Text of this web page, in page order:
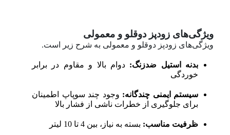
ویژگی‌های زودپز دوقلو و معمولی
ویژگی‌های زودپز دوقلو و معمولی به شرح زیر است.
بدنه استیل ضدزنگ: دوام بالا و مقاوم در برابر
خوردگی
سیستم ایمنی چندگانه: وجود چند سوپاپ اطمینان
برای جلوگیری از خطرات ناشی از فشار بالا
ظرفیت مناسب: بسته به نیاز، بین 4 تا 10 لیتر